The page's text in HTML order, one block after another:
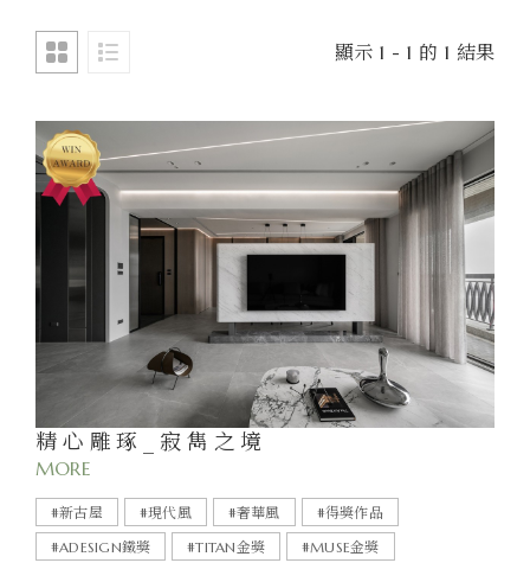
顯示 1 - 1 的 1 結果
精心雕琢_寂雋之境
MORE
#新古屋 #現代風 #奢華風
#得獎作品
#ADESIGN鐵獎
#TITAN金獎
#MUSE金獎